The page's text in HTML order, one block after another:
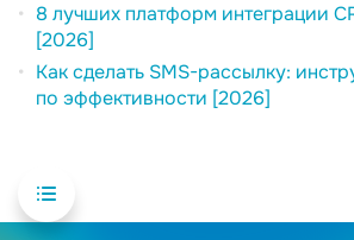
8 лучших платформ интеграции
[2026]
Как сделать SMS-рассылку:
по эффективности [2026]